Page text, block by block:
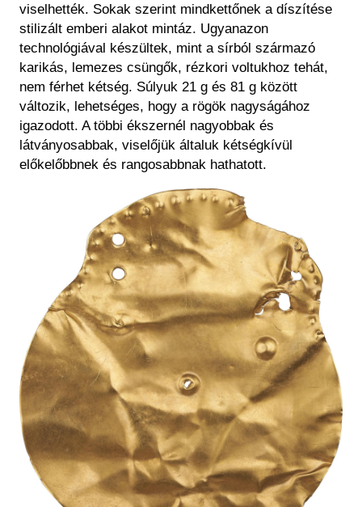
viselhették. Sokak szerint mindkettőnek a díszítése
stilizált emberi alakot mintáz. Ugyanazon
technológiával készültek, mint a sírból származó
karikás, lemezes csüngők, rézkori voltukhoz tehát,
nem férhet kétség. Súlyuk 21 g és 81 g között
változik, lehetséges, hogy a rögök nagyságához
igazodott. A többi ékszernél nagyobbak és
látványosabbak, viselőjük általuk kétségkívül
előkelőbbnek és rangosabbnak hathatott.